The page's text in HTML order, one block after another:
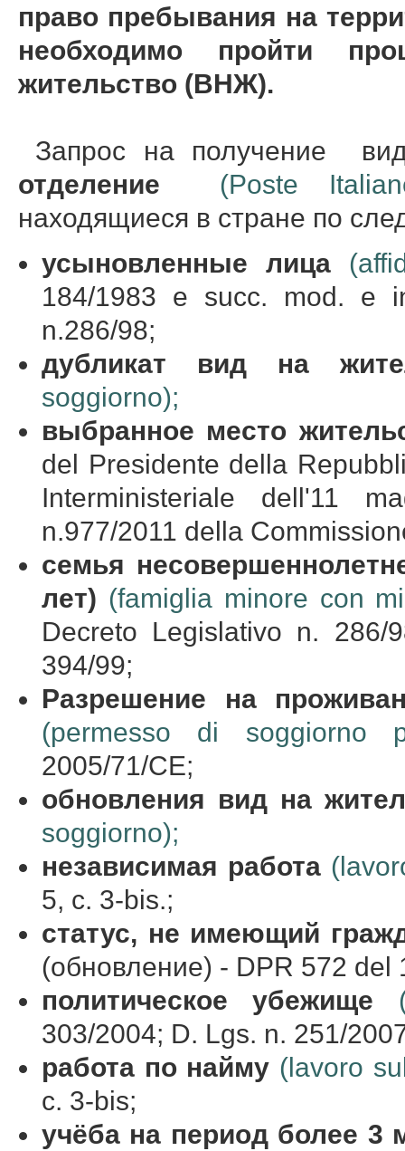
право пребывания на
необходимо пройти
жительство (ВНЖ).
Запрос на получение
отделение
(Poste
находящиеся в стране по
усыновленные
лица
184/1983 e succ. mod. e
n.286/98;
дубликат
вид на
soggiorno);
выбранное место
del Presidente della
Interministeriale dell'11
n.977/2011 della
семья
лет) (famiglia minore con
Decreto Legislativo n.
394/99;
Разрешение на
(permesso di soggiorno
2005/71/CE;
обновления вид на
soggiorno);
независимая работа
5, c. 3-bis.;
статус, не имеющий
(обновление) - DPR 572 del
политическое убежище
303/2004; D. Lgs. n. 251/
работа по найму (lavoro
c. 3-bis;
учёба на период более 3